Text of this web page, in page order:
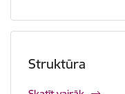
Struktūra